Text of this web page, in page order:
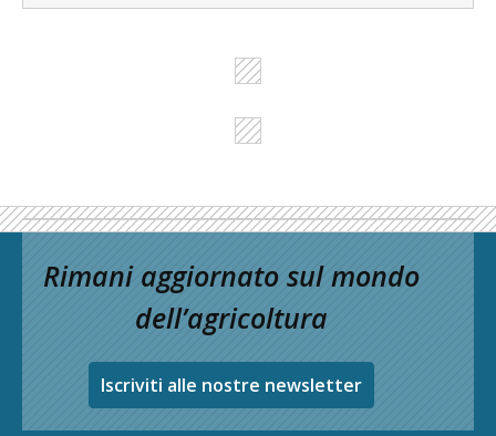
Rimani aggiornato sul mondo
dell’agricoltura
Iscriviti alle nostre newsletter